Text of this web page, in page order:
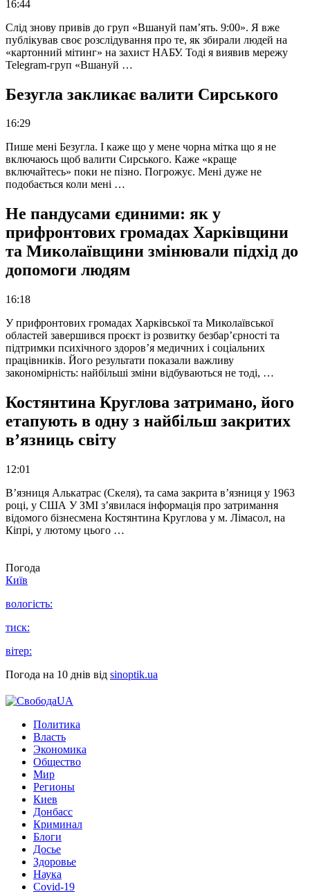
16:44
Слід знову привів до груп «Вшануй пам’ять. 9:00». Я вже
публікував своє розслідування про те, як збирали людей на
«картонний мітинг» на захист НАБУ. Тоді я виявив мережу
Telegram-груп «Вшануй …
Безугла закликає валити Сирського
16:29
Пише мені Безугла. І каже що у мене чорна мітка що я не
включаюсь щоб валити Сирського. Каже «краще
включайтесь» поки не пізно. Погрожує. Мені дуже не
подобається коли мені …
Не пандусами єдиними: як у
прифронтових громадах Харківщини
та Миколаївщини змінювали підхід до
допомоги людям
16:18
У прифронтових громадах Харківської та Миколаївської
областей завершився проєкт із розвитку безбар’єрності та
підтримки психічного здоров’я медичних і соціальних
працівників. Його результати показали важливу
закономірність: найбільші зміни відбуваються не тоді, …
Костянтина Круглова затримано, його
етапують в одну з найбільш закритих
в’язниць світу
12:01
В’язниця Алькатрас (Скеля), та сама закрита в’язниця у 1963
році, у США У ЗМІ з’явилася інформація про затримання
відомого бізнесмена Костянтина Круглова у м. Лімасол, на
Кіпрі, у лютому цього …
Погода
Київ
вологість:
тиск:
вітер:
Погода на 10 днів від sinoptik.ua
Политика
Власть
Экономика
Общество
Мир
Регионы
Киев
Донбасс
Криминал
Блоги
Досье
Здоровье
Наука
Covid-19